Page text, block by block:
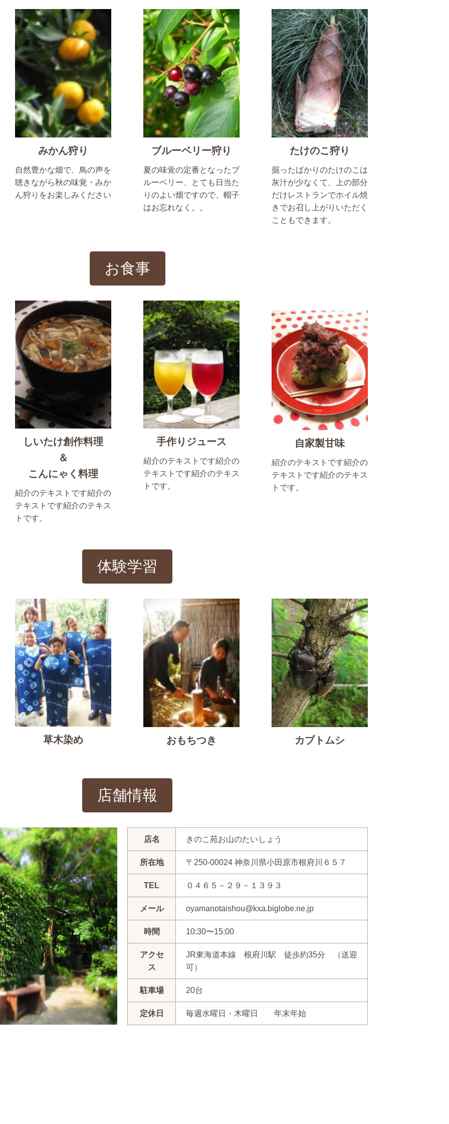
みかん狩り
自然豊かな畑で、鳥の声を
聴きながら秋の味覚・みか
ん狩りをお楽しみください
ブルーベリー狩り
夏の味覚の定番となったブ
ルーベリー、とても日当た
りのよい畑ですので、帽子
はお忘れなく。。
たけのこ狩り
掘ったばかりのたけのこは
灰汁が少なくて、上の部分
だけレストランでホイル焼
きでお召し上がりいただく
こともできます。
お食事
しいたけ創作料理
＆
こんにゃく料理
紹介のテキストです紹介の
テキストです紹介のテキス
トです。
手作りジュース
紹介のテキストです紹介の
テキストです紹介のテキス
トです。
自家製甘味
紹介のテキストです紹介の
テキストです紹介のテキス
トです。
体験学習
草木染め おもちつき カブトムシ
店舗情報
店名 きのこ苑お山のたいしょう
所在地 〒250-00024 神奈川県小田原市根府川６５７
TEL ０４６５－２９－１３９３
メール oyamanotaishou@kxa.biglobe.ne.jp
時間 10:30〜15:00
アクセ
ス
JR東海道本線 根府川駅 徒歩約35分 （送迎
可）
駐車場 20台
定休日 毎週水曜日・木曜日 年末年始